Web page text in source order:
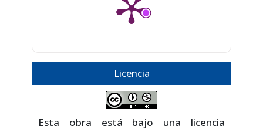
Licencia
Esta obra está bajo una licencia